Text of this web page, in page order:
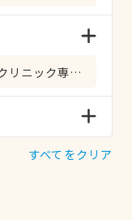
日本ペインクリニック学会ペインクリニック専門医
すべてをクリア